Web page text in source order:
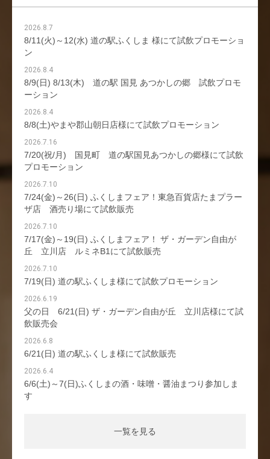
2026.8.7
8/11(火)～12(水) 道の駅ふくしま 様にて試飲プロモーショ
ン
2026.8.4
8/9(日) 8/13(木) 道の駅 国見 あつかしの郷 試飲プロモ
ーション
2026.8.4
8/8(土)やまや郡山朝日店様にて試飲プロモーション
2026.7.16
7/20(祝/月) 国見町 道の駅国見あつかしの郷様にて試飲
プロモーション
2026.7.10
7/24(金)～26(日) ふくしまフェア！東急百貨店たまプラー
ザ店 酒売り場にて試飲販売
2026.7.10
7/17(金)～19(日) ふくしまフェア！ ザ・ガーデン自由が
丘 立川店 ルミネB1にて試飲販売
2026.7.10
7/19(日) 道の駅ふくしま様にて試飲プロモーション
2026.6.19
父の日 6/21(日) ザ・ガーデン自由が丘 立川店様にて試
飲販売会
2026.6.8
6/21(日) 道の駅ふくしま様にて試飲販売
2026.6.4
6/6(土)～7(日)ふくしまの酒・味噌・醤油まつり参加しま
す
一覧を見る